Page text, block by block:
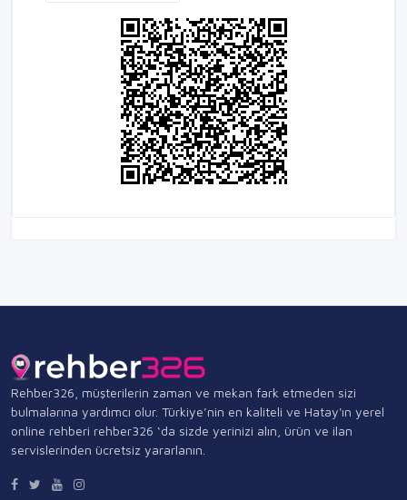
Rehber326, müşterilerin zaman ve mekan fark etmeden sizi
bulmalarına yardımcı olur. Türkiye’nin en kaliteli ve Hatay'ın yerel
online rehberi rehber326 ‘da sizde yerinizi alın, ürün ve ilan
servislerinden ücretsiz yararlanın.